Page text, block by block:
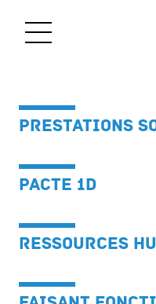
Ouvrir le menu
Aide
Mes demandes
PRESTATIONS
PACTE 1D
RESSOURCES